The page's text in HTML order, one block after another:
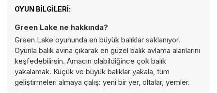
OYUN BILGILERI:
Green Lake ne hakkında?
Green Lake oyununda en büyük balıklar saklanıyor.
Oyunla balık avına çıkarak en güzel balık avlama alanlarını
keşfedebilirsin. Amacın olabildiğince çok balık
yakalamak. Küçük ve büyük balıklar yakala, tüm
geliştirmeleri almaya çalış: yeni bir yer, oltalar, yemler.